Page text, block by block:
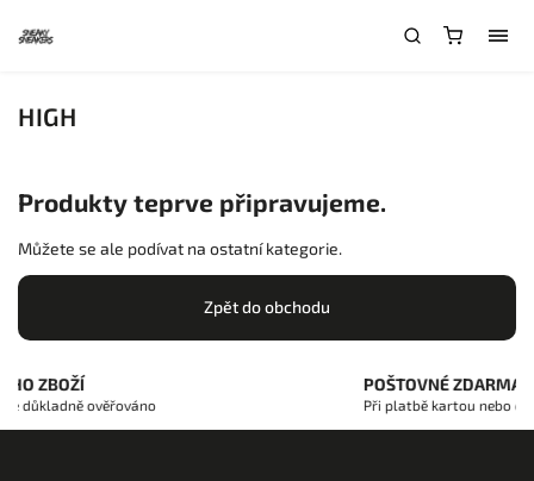
HIGH
Produkty teprve připravujeme.
Můžete se ale podívat na ostatní kategorie.
Zpět do obchodu
ZBOŽÍ
důkladně ověřováno
POŠTOVNÉ ZDARMA
Při platbě kartou nebo